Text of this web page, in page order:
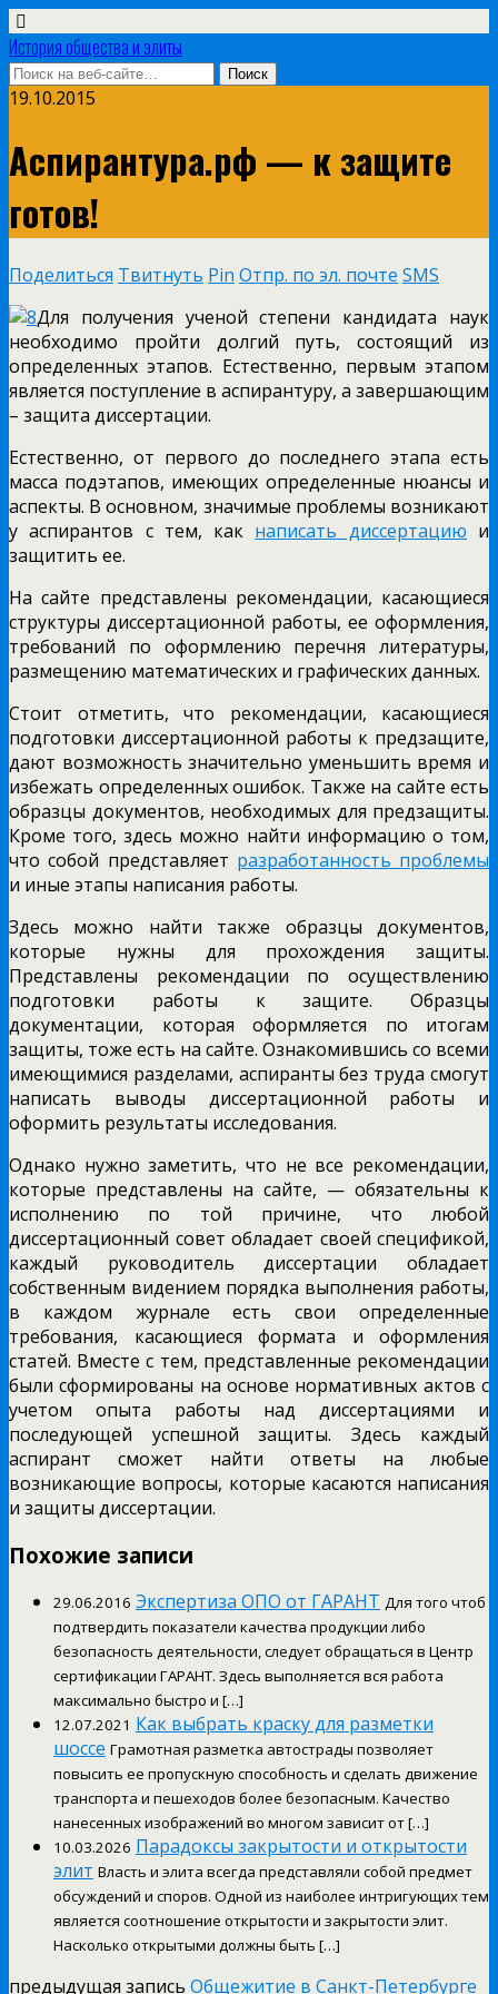
История общества и элиты
19.10.2015
Аспирантура.рф — к защите
готов!
Поделиться Твитнуть Pin Отпр. по эл. почте SMS
Для получения ученой степени кандидата наук
необходимо пройти долгий путь, состоящий из
определенных этапов. Естественно, первым этапом
является поступление в аспирантуру, а завершающим
– защита диссертации.
Естественно, от первого до последнего этапа есть
масса подэтапов, имеющих определенные нюансы и
аспекты. В основном, значимые проблемы возникают
у аспирантов с тем, как написать диссертацию и
защитить ее.
На сайте представлены рекомендации, касающиеся
структуры диссертационной работы, ее оформления,
требований по оформлению перечня литературы,
размещению математических и графических данных.
Стоит отметить, что рекомендации, касающиеся
подготовки диссертационной работы к предзащите,
дают возможность значительно уменьшить время и
избежать определенных ошибок. Также на сайте есть
образцы документов, необходимых для предзащиты.
Кроме того, здесь можно найти информацию о том,
что собой представляет разработанность проблемы
и иные этапы написания работы.
Здесь можно найти также образцы документов,
которые нужны для прохождения защиты.
Представлены рекомендации по осуществлению
подготовки работы к защите. Образцы
документации, которая оформляется по итогам
защиты, тоже есть на сайте. Ознакомившись со всеми
имеющимися разделами, аспиранты без труда смогут
написать выводы диссертационной работы и
оформить результаты исследования.
Однако нужно заметить, что не все рекомендации,
которые представлены на сайте, — обязательны к
исполнению по той причине, что любой
диссертационный совет обладает своей спецификой,
каждый руководитель диссертации обладает
собственным видением порядка выполнения работы,
в каждом журнале есть свои определенные
требования, касающиеся формата и оформления
статей. Вместе с тем, представленные рекомендации
были сформированы на основе нормативных актов с
учетом опыта работы над диссертациями и
последующей успешной защиты. Здесь каждый
аспирант сможет найти ответы на любые
возникающие вопросы, которые касаются написания
и защиты диссертации.
Похожие записи
29.06.2016 Экспертиза ОПО от ГАРАНТ Для того чтоб
подтвердить показатели качества продукции либо
безопасность деятельности, следует обращаться в Центр
сертификации ГАРАНТ. Здесь выполняется вся работа
максимально быстро и […]
12.07.2021 Как выбрать краску для разметки
шоссе Грамотная разметка автострады позволяет
повысить ее пропускную способность и сделать движение
транспорта и пешеходов более безопасным. Качество
нанесенных изображений во многом зависит от […]
10.03.2026 Парадоксы закрытости и открытости
элит Власть и элита всегда представляли собой предмет
обсуждений и споров. Одной из наиболее интригующих тем
является соотношение открытости и закрытости элит.
Насколько открытыми должны быть […]
предыдущая запись Общежитие в Санкт-Петербурге